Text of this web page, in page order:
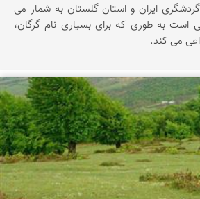
ایران و استان گلستان به شمار می
است به طوری که برای بسیاری نام گرگان،
می کند.